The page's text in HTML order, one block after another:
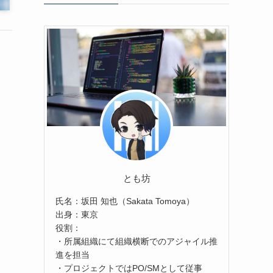
とも坊
氏名：坂田 知也（Sakata Tomoya）
出身：東京
役割：
・所属組織にて組織横断でのアジャイル推
進を担当
・プロジェクトではPO/SMとして従事